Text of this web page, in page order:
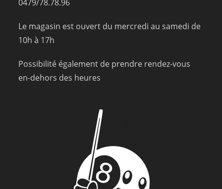
0479/78.78.96
Le magasin est ouvert du mercredi au samedi de
10h à 17h
Possibilité également de prendre rendez-vous
en-dehors des heures